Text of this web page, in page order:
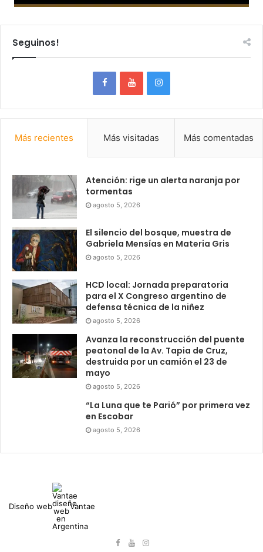
Seguinos!
Más recientes Más visitadas Más comentadas
Atención: rige un alerta naranja por
tormentas
agosto 5, 2026
El silencio del bosque, muestra de
Gabriela Mensías en Materia Gris
agosto 5, 2026
HCD local: Jornada preparatoria
para el X Congreso argentino de
defensa técnica de la niñez
agosto 5, 2026
Avanza la reconstrucción del puente
peatonal de la Av. Tapia de Cruz,
destruida por un camión el 23 de
mayo
agosto 5, 2026
“La Luna que te Parió” por primera vez
en Escobar
agosto 5, 2026
Diseño web Vantae